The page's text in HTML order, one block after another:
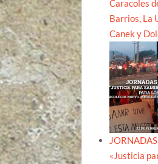
Caracoles
Barrios, La
Canek y
«Justicia